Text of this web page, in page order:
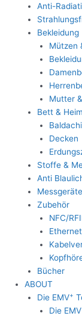
Anti-
Bekleidung
Mützen
Mutter
Bett & Heim
Decken
Stoffe &
Anti
Messgeräte
Zubehör
NFC/
Bücher
ABOUT
Die EMV+
Die EMV